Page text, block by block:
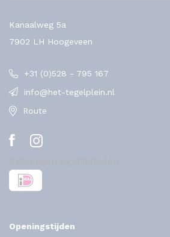
Kanaalweg 5a
7902 LH Hoogeveen
+31 (0)528 - 795 167
info@het-tegelplein.nl
Route
Openingstijden